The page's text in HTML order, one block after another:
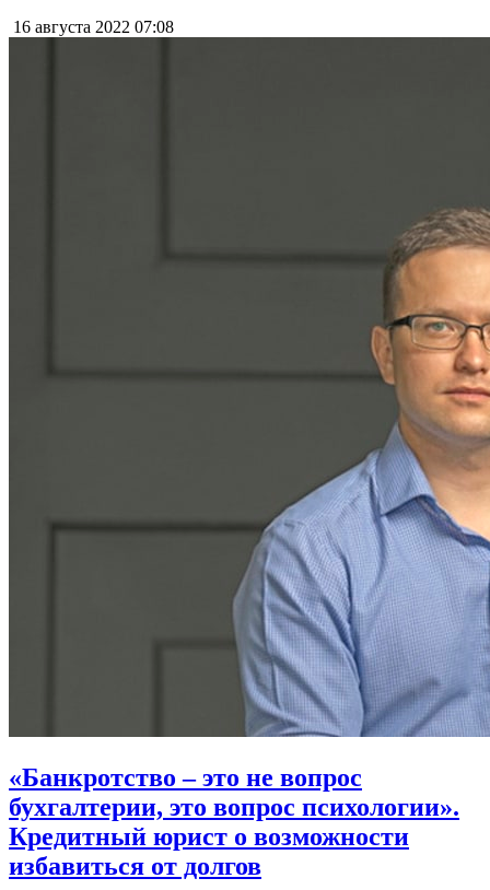
16 августа 2022 07:08
«Банкротство – это не вопрос
бухгалтерии, это вопрос психологии».
Кредитный юрист о возможности
избавиться от долгов